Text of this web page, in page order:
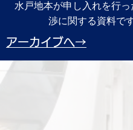
水戸地本が申し入れを行っ
渉に関する資料です
アーカイブへ→